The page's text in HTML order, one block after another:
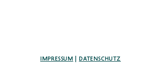
IMPRESSUM DATENSCHUTZ